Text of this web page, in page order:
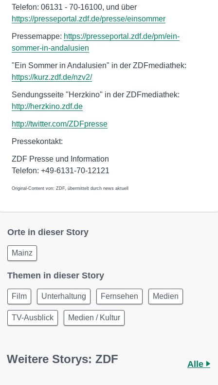
Telefon: 06131 - 70-16100, und über
https://presseportal.zdf.de/presse/einsommer
Pressemappe: https://presseportal.zdf.de/pm/ein-
sommer-in-andalusien
"Ein Sommer in Andalusien" in der ZDFmediathek:
https://kurz.zdf.de/nzv2/
Sendungsseite "Herzkino" in der ZDFmediathek:
http://herzkino.zdf.de
http://twitter.com/ZDFpresse
Pressekontakt:
ZDF Presse und Information
Telefon: +49-6131-70-12121
Original-Content von: ZDF, übermittelt durch news aktuell
Orte in dieser Story
Mainz
Themen in dieser Story
Film Unterhaltung Fernsehen Medien
TV-Ausblick Medien / Kultur
Weitere Storys: ZDF Alle